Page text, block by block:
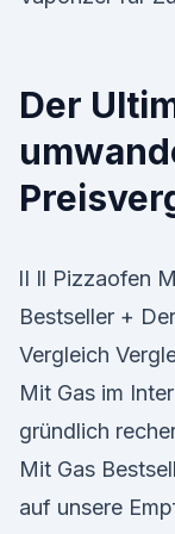
Der
lI Il Pizzaofen
Bestseller +
Vergleich
Mit Gas im
gründlich
Mit Gas
auf unsere